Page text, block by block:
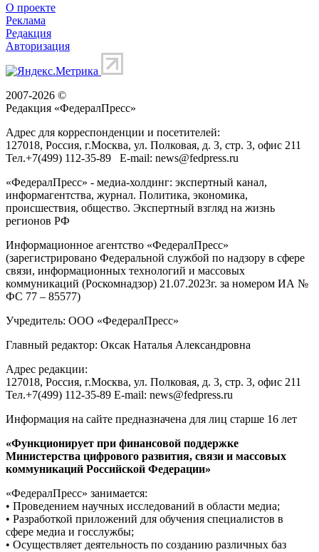
О проекте
Реклама
Редакция
Авторизация
2007-2026 ©
Редакция «ФедералПресс»
Адрес для корреспонденции и посетителей:
127018, Россия, г.Москва, ул. Полковая, д. 3, стр. 3, офис 211
Тел.+7(499) 112-35-89 E-mail: news@fedpress.ru
«ФедералПресс» - медиа-холдинг: экспертный канал,
информагентства, журнал. Политика, экономика,
происшествия, общество. Экспертный взгляд на жизнь
регионов РФ
Информационное агентство «ФедералПресс»
(зарегистрировано Федеральной службой по надзору в сфере
связи, информационных технологий и массовых
коммуникаций (Роскомнадзор) 21.07.2023г. за номером ИА №
ФС 77 – 85577)
Учредитель: ООО «ФедералПресс»
Главный редактор: Оксак Наталья Александровна
Адрес редакции:
127018, Россия, г.Москва, ул. Полковая, д. 3, стр. 3, офис 211
Тел.+7(499) 112-35-89 E-mail: news@fedpress.ru
Информация на сайте предназначена для лиц старше 16 лет
«Функционирует при финансовой поддержке
Министерства цифрового развития, связи и массовых
коммуникаций Российской Федерации»
«ФедералПресс» занимается:
• Проведением научных исследований в области медиа;
• Разработкой приложений для обучения специалистов в
сфере медиа и госслужбы;
• Осуществляет деятельность по созданию различных баз